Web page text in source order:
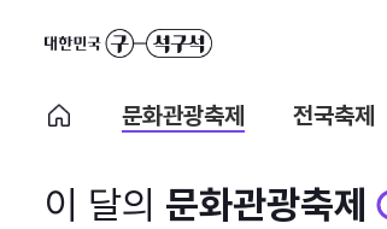
문화관광축제 전국축제
이 달의 문화관광축제